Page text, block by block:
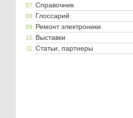
Справочник
Глоссарий
Ремонт электроники
Выставки
Статьи, партнеры